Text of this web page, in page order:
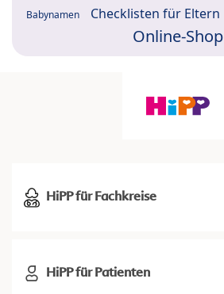
Babynamen Checklisten für Eltern
Online-Shop
HiPP für Fachkreise
HiPP für Patienten